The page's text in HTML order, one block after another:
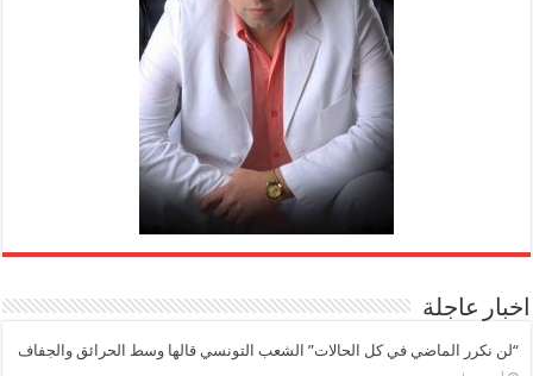
اخبار عاجلة
“لن نكرر الماضي في كل الحالات” الشعب التونسي قالها وسط الحرائق والجفاف